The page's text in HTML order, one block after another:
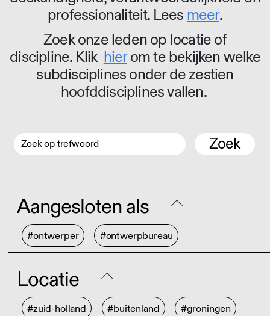
professionaliteit. Lees meer.
Zoek onze leden op locatie of
discipline. Klik hierom te bekijken welke
subdisciplines onder de zestien
hoofddisciplines vallen.
Zoek
Aangesloten als
#ontwerper #ontwerpbureau
Locatie
#zuid-holland #buitenland #groningen